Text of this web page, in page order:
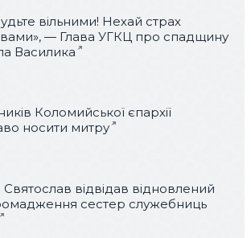
вільними! Нехай страх
— Глава УГКЦ про спадщину
Василика
Коломийської єпархії
носити митру
відвідав відновлений
сестер служебниць